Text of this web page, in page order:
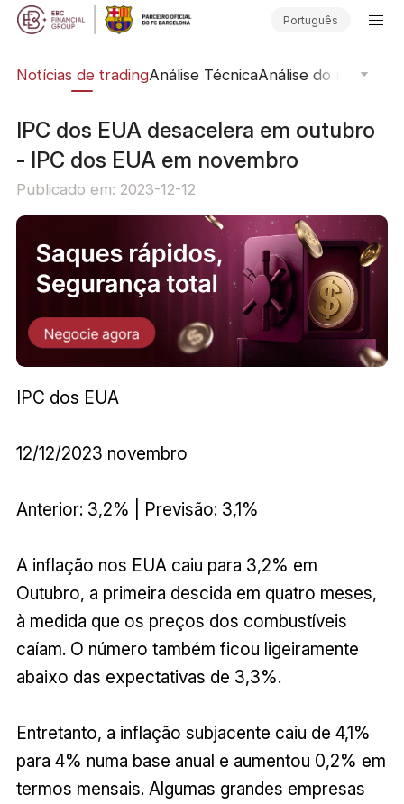
Português
Notícias de tradingAnálise TécnicaAnálise do mercado
IPC dos EUA desacelera em outubro
- IPC dos EUA em novembro
Publicado em: 2023-12-12
IPC dos EUA
12/12/2023 novembro
Anterior: 3,2% | Previsão: 3,1%
A inflação nos EUA caiu para 3,2% em
Outubro, a primeira descida em quatro meses,
à medida que os preços dos combustíveis
caíam. O número também ficou ligeiramente
abaixo das expectativas de 3,3%.
Entretanto, a inflação subjacente caiu de 4,1%
para 4% numa base anual e aumentou 0,2% em
termos mensais. Algumas grandes empresas